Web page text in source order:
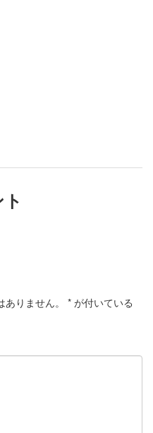
りません。 * が付いている